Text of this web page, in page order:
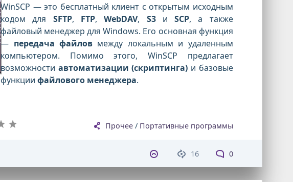
WinSCP — это бесплатный клиент с открытым исходным
кодом для SFTP, FTP,WebDAV, S3иSCP, а также
файловый менеджер для Windows. Его основная функция
— передача файловмежду локальным и удаленным
компьютером. Помимо этого, WinSCP предлагает
возможности автоматизации (скриптинга) и базовые
функциифайлового менеджера.
Прочее/ Портативные программы
16 0